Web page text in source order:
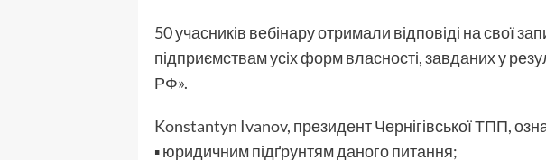
50 учасників вебінару отримали відповіді на свої
підприємствам усіх форм власності, завданих у
РФ».
Konstantyn Ivanov, президент Чернігівської ТПП,
▪️ юридичним підґрунтям даного питання;